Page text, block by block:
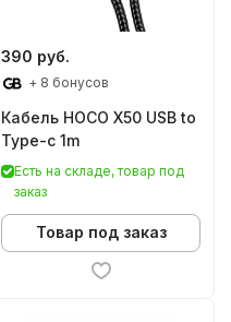
390 руб.
+ 8 бонусов
Кабель HOCO X50 USB to
Type-c 1m
Есть на складе, товар под
заказ
Товар под заказ